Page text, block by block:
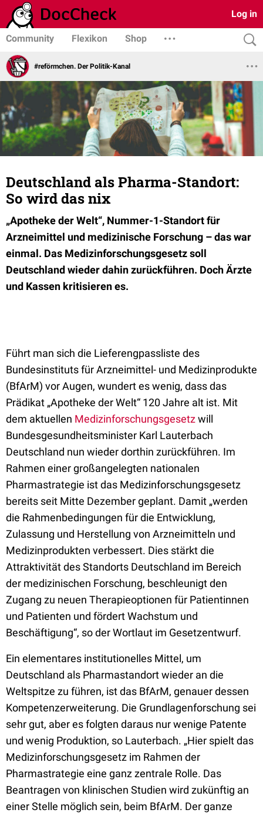
Log in
Community Flexikon Shop
#reförmchen. Der Politik-Kanal
Deutschland als Pharma-Standort:
So wird das nix
„Apotheke der Welt“, Nummer-1-Standort für
Arzneimittel und medizinische Forschung – das war
einmal. Das Medizinforschungsgesetz soll
Deutschland wieder dahin zurückführen. Doch Ärzte
und Kassen kritisieren es.
Führt man sich die Lieferengpassliste des
Bundesinstituts für Arzneimittel- und Medizinprodukte
(BfArM) vor Augen, wundert es wenig, dass das
Prädikat „Apotheke der Welt“ 120 Jahre alt ist. Mit
dem aktuellen Medizinforschungsgesetzwill
Bundesgesundheitsminister Karl Lauterbach
Deutschland nun wieder dorthin zurückführen. Im
Rahmen einer großangelegten nationalen
Pharmastrategie ist das Medizinforschungsgesetz
bereits seit Mitte Dezember geplant. Damit „werden
die Rahmenbedingungen für die Entwicklung,
Zulassung und Herstellung von Arzneimitteln und
Medizinprodukten verbessert. Dies stärkt die
Attraktivität des Standorts Deutschland im Bereich
der medizinischen Forschung, beschleunigt den
Zugang zu neuen Therapieoptionen für Patientinnen
und Patienten und fördert Wachstum und
Beschäftigung“, so der Wortlaut im Gesetzentwurf.
Ein elementares institutionelles Mittel, um
Deutschland als Pharmastandort wieder an die
Weltspitze zu führen, ist das BfArM, genauer dessen
Kompetenzerweiterung. Die Grundlagenforschung sei
sehr gut, aber es folgten daraus nur wenige Patente
und wenig Produktion, so Lauterbach. „Hier spielt das
Medizinforschungsgesetz im Rahmen der
Pharmastrategie eine ganz zentrale Rolle. Das
Beantragen von klinischen Studien wird zukünftig an
einer Stelle möglich sein, beim BfArM. Der ganze